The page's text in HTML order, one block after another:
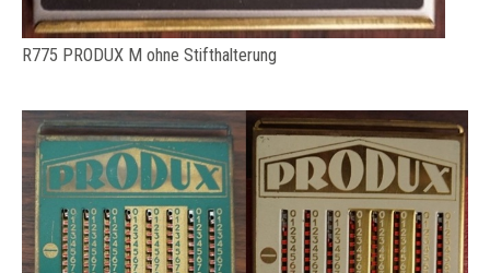
R775 PRODUX M ohne Stifthalterung